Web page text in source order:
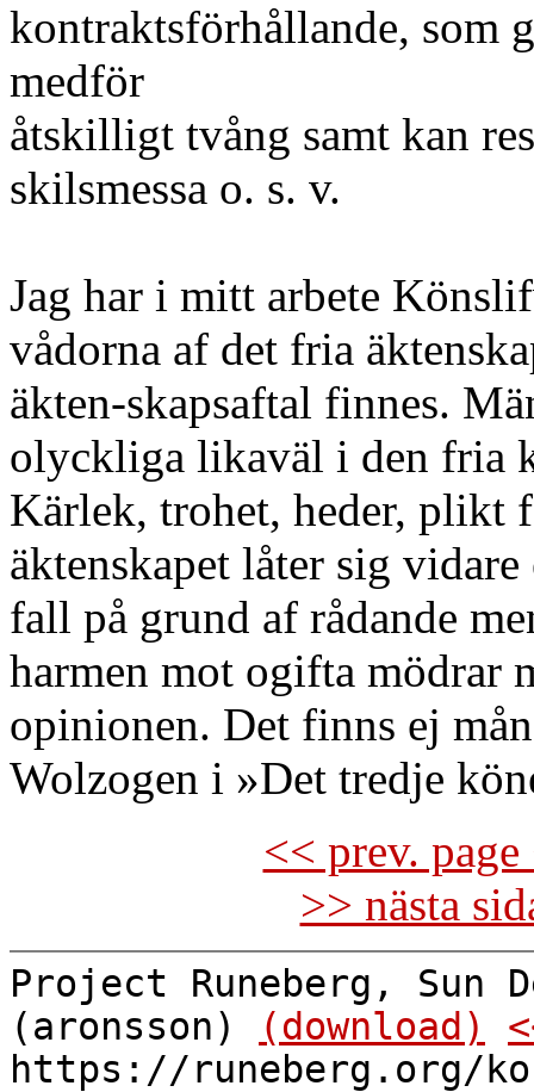
kontraktsförhållande, som
medför
åtskilligt tvång samt kan
skilsmessa o. s. v.
Jag har i mitt arbete
vådorna af det fria
äkten-skapsaftal finnes.
olyckliga likaväl i den fria
Kärlek, trohet, heder, plikt
äktenskapet låter sig
fall på grund af rådande
harmen mot ogifta mödrar
opinionen. Det finns ej
Wolzogen i »Det tredje
<< prev.
>> nästa
Project Runeberg, Sun
(aronsson)
(download)
https://runeberg.org/